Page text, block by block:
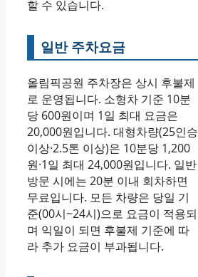
할 수 있습니다.
일반 주차요금
올림픽공원 주차장은 상시 후불제
로 운영됩니다. 소형차 기준 10분
당 600원이며 1일 최대 요금은
20,000원입니다. 대형차량(25인승
이상·2.5톤 이상)은 10분당 1,200
원·1일 최대 24,000원입니다. 일반
방문 시에는 20분 이내 회차하면
무료입니다. 모든 차량은 당일 기
준(00시~24시)으로 요금이 적용되
며 익일이 되면 후불제 기준에 따
라 추가 요금이 부과됩니다.